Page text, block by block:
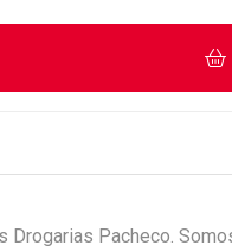
Drogarias Pacheco.